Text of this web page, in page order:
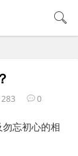
283 0
忘初心的相